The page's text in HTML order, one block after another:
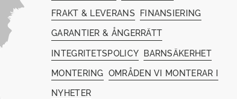
FRAKT & LEVERANS FINANSIERING
GARANTIER & ÅNGERRÄTT
INTEGRITETSPOLICY BARNSÄKERHET
MONTERING OMRÅDEN VI MONTERAR I
NYHETER